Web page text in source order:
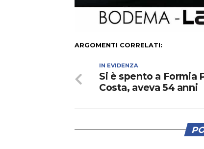
ARGOMENTI CORRELATI:
IN EVIDENZA
Si è spento a Formia
Costa, aveva 54 anni